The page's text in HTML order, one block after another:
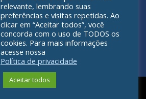
relevante, lembrando suas
preferências e visitas repetidas. Ao
clicar em “Aceitar todos”, você
concorda com o uso de TODOS os
cookies. Para mais informações
acesse nossa
Política de privacidade
Aceitar todos